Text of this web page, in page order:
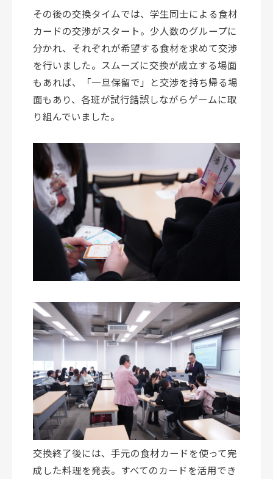
その後の交換タイムでは、学生同士による食材
カードの交渉がスタート。少人数のグループに
分かれ、それぞれが希望する食材を求めて交渉
を行いました。スムーズに交換が成立する場面
もあれば、「一旦保留で」と交渉を持ち帰る場
面もあり、各班が試行錯誤しながらゲームに取
り組んでいました。
交換終了後には、手元の食材カードを使って完
成した料理を発表。すべてのカードを活用でき